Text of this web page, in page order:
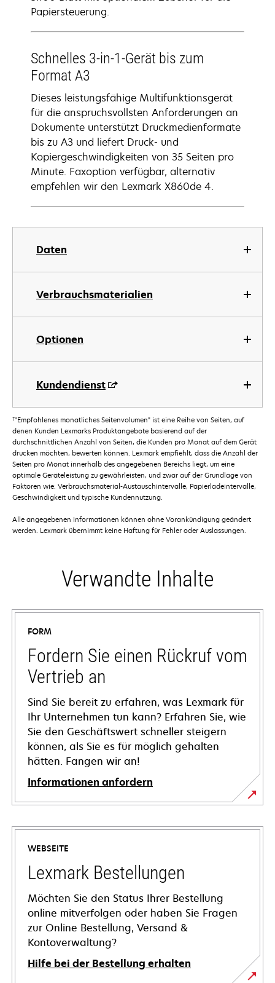
Daten
Verbrauchsmaterialien
Optionen
Kundendienst
Papiersteuerung.
Schnelles 3-in-1-Gerät bis zum
Format A3
Dieses leistungsfähige Multifunktionsgerät
für die anspruchsvollsten Anforderungen an
Dokumente unterstützt Druckmedienformate
bis zu A3 und liefert Druck- und
Kopiergeschwindigkeiten von 35 Seiten pro
Minute. Faxoption verfügbar, alternativ
empfehlen wir den Lexmark X860de 4.
†"Empfohlenes monatliches Seitenvolumen" ist eine Reihe von Seiten, auf
denen Kunden Lexmarks Produktangebote basierend auf der
durchschnittlichen Anzahl von Seiten, die Kunden pro Monat auf dem Gerät
drucken möchten, bewerten können. Lexmark empfiehlt, dass die Anzahl der
Seiten pro Monat innerhalb des angegebenen Bereichs liegt, um eine
optimale Geräteleistung zu gewährleisten, und zwar auf der Grundlage von
Faktoren wie: Verbrauchsmaterial-Austauschintervalle, Papierladeintervalle,
Geschwindigkeit und typische Kundennutzung.
Alle angegebenen Informationen können ohne Vorankündigung geändert
werden. Lexmark übernimmt keine Haftung für Fehler oder Auslassungen.
Verwandte Inhalte
FORM
Fordern Sie einen Rückruf vom
Vertrieb an
Sind Sie bereit zu erfahren, was Lexmark für
Ihr Unternehmen tun kann? Erfahren Sie, wie
Sie den Geschäftswert schneller steigern
können, als Sie es für möglich gehalten
hätten. Fangen wir an!
Informationen anfordern
WEBSEITE
Lexmark Bestellungen
Möchten Sie den Status Ihrer Bestellung
online mitverfolgen oder haben Sie Fragen
zur Online Bestellung, Versand &
Kontoverwaltung?
Hilfe bei der Bestellung erhalten